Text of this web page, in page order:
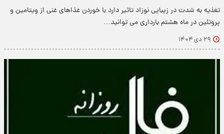
تغذیه به شدت در زیبایی نوزاد تاثیر دارد با خوردن غذاهای غنی از ویتامین و
پروتئین در ماه هشتم بارداری می توانید…
۲۹ دی ۱۴۰۴